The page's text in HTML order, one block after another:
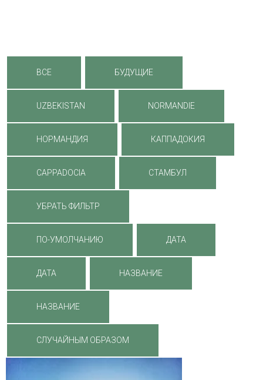
ВСЕ БУДУЩИЕ
UZBEKISTAN NORMANDIE
НОРМАНДИЯ КАППАДОКИЯ
CAPPADOCIA СТАМБУЛ
УБРАТЬ ФИЛЬТР
ПО-УМОЛЧАНИЮ ДАТА
ДАТА НАЗВАНИЕ
НАЗВАНИЕ
СЛУЧАЙНЫМ ОБРАЗОМ